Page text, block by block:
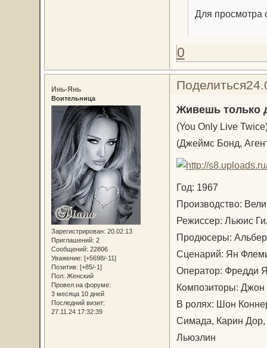
Для просмотра
0
Поделиться
Инь-Янь
Воительница
Зарегистрирован: 20.02.13
Приглашений: 2
Сообщений: 22806
Уважение: [+5698/-11]
Позитив: [+85/-1]
Пол: Женский
Провел на форуме:
3 месяца 10 дней
Последний визит:
27.11.24 17:32:39
Живешь только
(You Only Live
(Джеймс Бонд,
Год: 1967
Производство:
Режиссер: Льюис
Продюсеры:
Сценарий: Ян
Оператор: Фредди
Композиторы:
В ролях: Шон
Симада, Карин Дор,
Льюэлин